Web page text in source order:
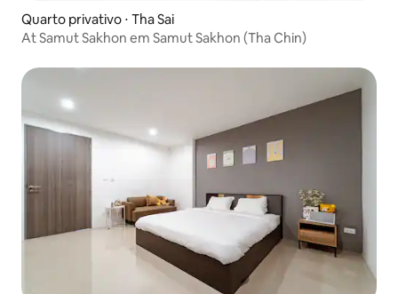
Quarto privativo ⋅ Tha Sai
At Samut Sakhon em Samut Sakhon (Tha Chin)